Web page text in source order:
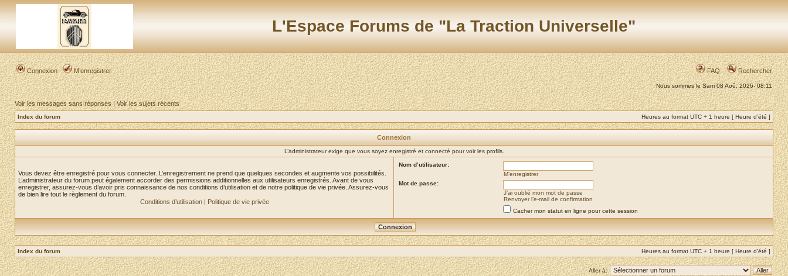
L'Espace Forums de "La Traction Universelle"
Connexion M’enregistrer FAQ Rechercher
Nous sommes le Sam 08 Aoû, 2026- 08:11
Voir les messages sans réponses|Voir les sujets récents
Index du forum Heures au format UTC + 1 heure [ Heure d’été ]
Connexion
L’administrateur exige que vous soyez enregistré et connecté pour voir les profils.
Vous devez être enregistré pour vous connecter. L’enregistrement ne prend que quelques secondes et augmente vos possibilités.
L’administrateur du forum peut également accorder des permissions additionnelles aux utilisateurs enregistrés. Avant de vous
enregistrer, assurez-vous d’avoir pris connaissance de nos conditions d’utilisation et de notre politique de vie privée. Assurez-vous
de bien lire tout le règlement du forum.
Conditions d’utilisation| Politique de vie privée
Nom d’utilisateur:
M’enregistrer
Mot de passe:
J’ai oublié mon mot de passe
Renvoyer l’e-mail de confirmation
Cacher mon statut en ligne pour cette session
Index du forum Heures au format UTC + 1 heure [ Heure d’été ]
Aller à: